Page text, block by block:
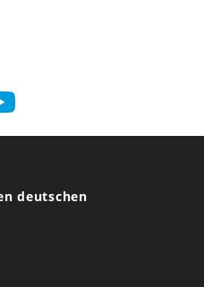
in Chiasso
geht
deutschen